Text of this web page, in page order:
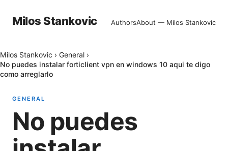
Milos Stankovic AuthorsAbout — Milos Stankovic
Milos Stankovic › General ›
No puedes instalar forticlient vpn en windows 10 aqui te digo
como arreglarlo
GENERAL
No puedes